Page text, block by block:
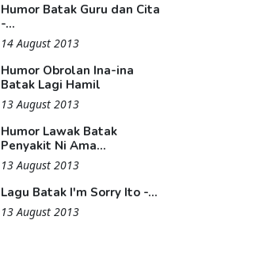
Humor Batak Guru dan Cita
-...
14 August 2013
Humor Obrolan Ina-ina
Batak Lagi Hamil
13 August 2013
Humor Lawak Batak
Penyakit Ni Ama...
13 August 2013
Lagu Batak I'm Sorry Ito -...
13 August 2013